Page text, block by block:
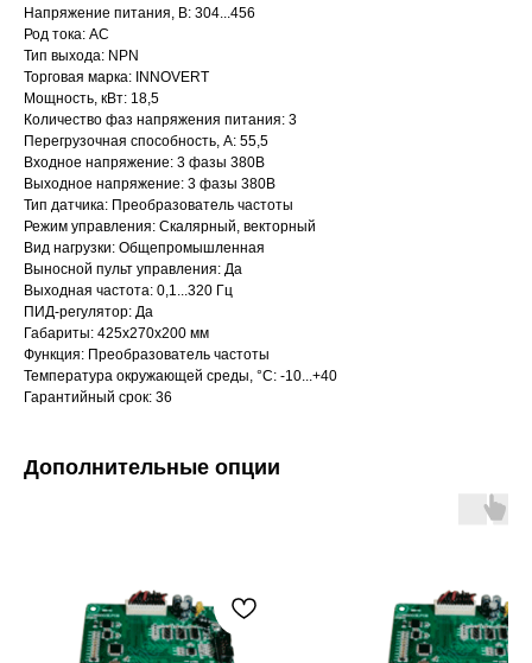
Напряжение питания, В: 304...456
Род тока: AC
Тип выхода: NPN
Торговая марка: INNOVERT
Мощность, кВт: 18,5
Количество фаз напряжения питания: 3
Перегрузочная способность, А: 55,5
Входное напряжение: 3 фазы 380В
Выходное напряжение: 3 фазы 380В
Тип датчика: Преобразователь частоты
Режим управления: Скалярный, векторный
Вид нагрузки: Общепромышленная
Выносной пульт управления: Да
Выходная частота: 0,1...320 Гц
ПИД-регулятор: Да
Габариты: 425х270х200 мм
Функция: Преобразователь частоты
Температура окружающей среды, °C: -10...+40
Гарантийный срок: 36
Дополнительные опции